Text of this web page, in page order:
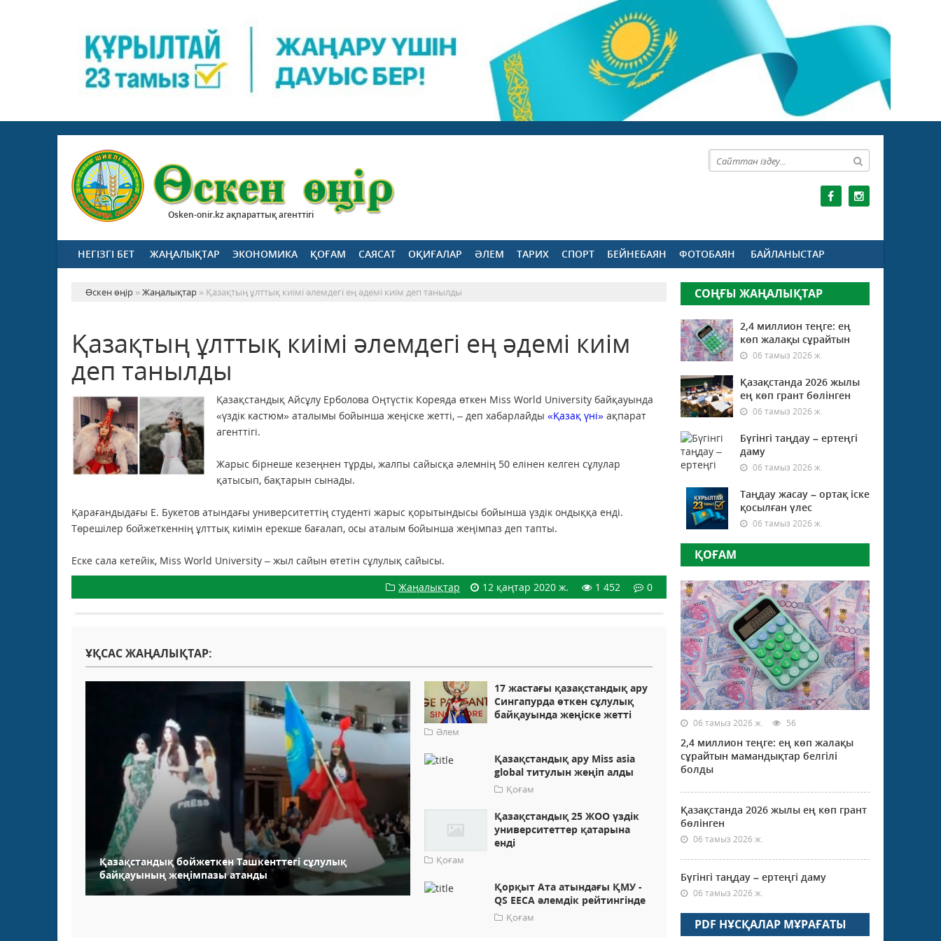
Osken-onir.kz ақпараттық агенттігі
НЕГІЗГІ БЕТ ЖАҢАЛЫҚТАР ЭКОНОМИКА ҚОҒАМ САЯСАТ ОҚИҒАЛАР ӘЛЕМ ТАРИХ СПОРТ БЕЙНЕБАЯН ФОТОБАЯН БАЙЛАНЫСТАР
Өскен өңір »Жаңалықтар » Қазақтың ұлттық киімі әлемдегі ең әдемі киім деп танылды
Қазақтың ұлттық киімі әлемдегі ең әдемі киім
деп танылды
Қазақстандық Айсұлу Ерболова Оңтүстік Кореяда өткен Miss World University байқауында
«үздік кастюм» аталымы бойынша жеңіске жетті, – деп хабарлайды «Қазақ үні» ақпарат
агенттігі.
Жарыс бірнеше кезеңнен тұрды, жалпы сайысқа әлемнің 50 елінен келген сұлулар
қатысып, бақтарын сынады.
Қарағандыдағы Е. Букетов атындағы университеттің студенті жарыс қорытындысы бойынша үздік ондыққа енді.
Төрешілер бойжеткеннің ұлттық киімін ерекше бағалап, осы аталым бойынша жеңімпаз деп тапты.
Еске сала кетейік, Miss World University – жыл сайын өтетін сұлулық сайысы.
Жаңалықтар
12 қаңтар 2020 ж. 1 452 0
ҰҚСАС ЖАҢАЛЫҚТАР:
Қазақстандық бойжеткен Ташкенттегі сұлулық
байқауының жеңімпазы атанды
17 жастағы қазақстандық ару
Сингапурда өткен сұлулық
байқауында жеңіске жетті
Әлем
Қазақстандық ару Miss asia
global титулын жеңіп алды
Қоғам
Қазақстандық 25 ЖОО үздік
университеттер қатарына
енді
Қоғам
Қорқыт Ата атындағы ҚМУ -
QS EECA әлемдік рейтингінде
Қоғам
СОҢҒЫ ЖАҢАЛЫҚТАР
2,4 миллион теңге: ең
көп жалақы сұрайтын
06 тамыз 2026 ж.
Қазақстанда 2026 жылы
ең көп грант бөлінген
06 тамыз 2026 ж.
Бүгінгі таңдау – ертеңгі
даму
06 тамыз 2026 ж.
Таңдау жасау – ортақ іске
қосылған үлес
06 тамыз 2026 ж.
ҚОҒАМ
06 тамыз 2026 ж. 56
2,4 миллион теңге: ең көп жалақы
сұрайтын мамандықтар белгілі
болды
Қазақстанда 2026 жылы ең көп грант
бөлінген
06 тамыз 2026 ж.
Бүгінгі таңдау – ертеңгі даму
06 тамыз 2026 ж.
PDF НҰСҚАЛАР МҰРАҒАТЫ